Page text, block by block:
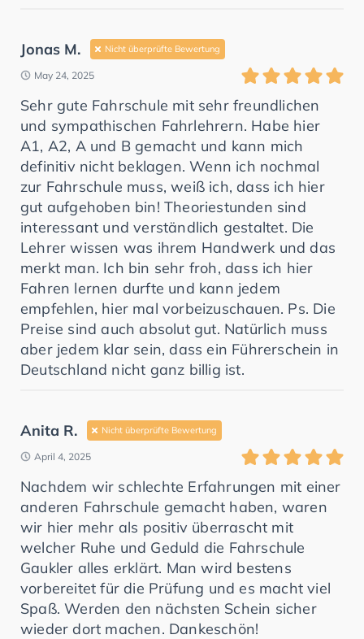
Jonas M. Nicht überprüfte Bewertung
May 24, 2025
Sehr gute Fahrschule mit sehr freundlichen
und sympathischen Fahrlehrern. Habe hier
A1, A2, A und B gemacht und kann mich
definitiv nicht beklagen. Wenn ich nochmal
zur Fahrschule muss, weiß ich, dass ich hier
gut aufgehoben bin! Theoriestunden sind
interessant und verständlich gestaltet. Die
Lehrer wissen was ihrem Handwerk und das
merkt man. Ich bin sehr froh, dass ich hier
Fahren lernen durfte und kann jedem
empfehlen, hier mal vorbeizuschauen. Ps. Die
Preise sind auch absolut gut. Natürlich muss
aber jedem klar sein, dass ein Führerschein in
Deutschland nicht ganz billig ist.
Anita R. Nicht überprüfte Bewertung
April 4, 2025
Nachdem wir schlechte Erfahrungen mit einer
anderen Fahrschule gemacht haben, waren
wir hier mehr als positiv überrascht mit
welcher Ruhe und Geduld die Fahrschule
Gaukler alles erklärt. Man wird bestens
vorbereitet für die Prüfung und es macht viel
Spaß. Werden den nächsten Schein sicher
wieder dort machen. Dankeschön!